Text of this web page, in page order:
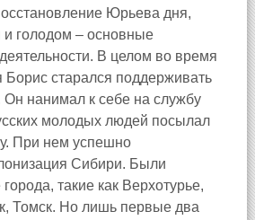
Юрьева дня,
и голодом – основные
В целом во время
Борис старался поддерживать
Он нанимал к себе на службу
молодых людей посылал
При нем успешно
Сибири. Были
такие как Верхотурье,
Томск. Но лишь первые два